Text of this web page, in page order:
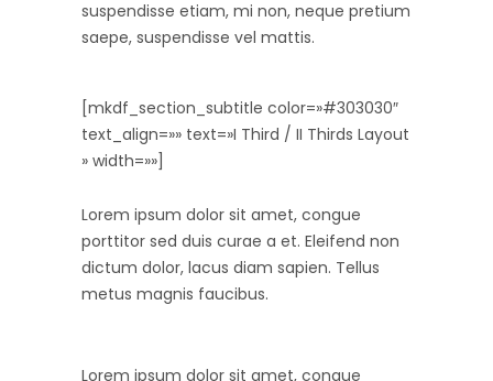
suspendisse etiam, mi non, neque pretium
saepe, suspendisse vel mattis.
[mkdf_section_subtitle color=»#303030″
text_align=»» text=»I Third / II Thirds Layout
» width=»»]
Lorem ipsum dolor sit amet, congue
porttitor sed duis curae a et. Eleifend non
dictum dolor, lacus diam sapien. Tellus
metus magnis faucibus.
Lorem ipsum dolor sit amet, congue